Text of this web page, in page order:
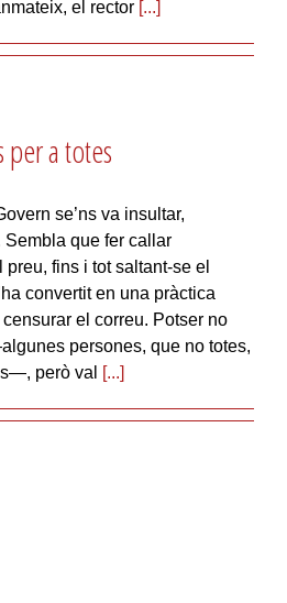
el rector [...]
per a totes
se’ns va insultar,
Sembla que fer callar
preu, fins i tot saltant-se el
convertit en una pràctica
el correu. Potser no
persones, que no totes,
però val
[...]